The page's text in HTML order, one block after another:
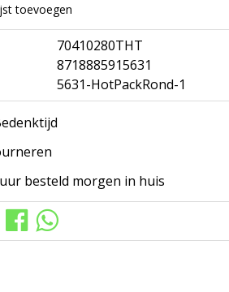
toevoegen
70410280THT
8718885915631
5631-HotPackRond-1
besteld morgen in huis